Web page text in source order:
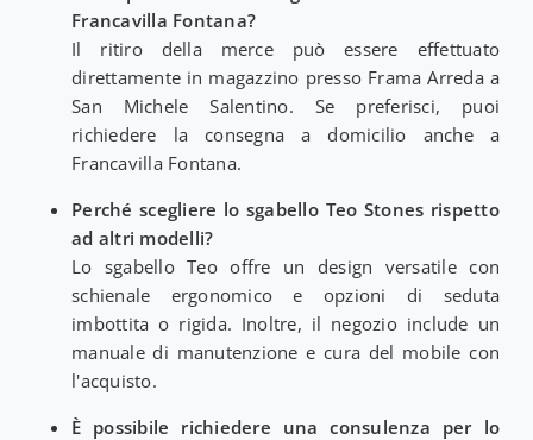
Francavilla Fontana?
Il ritiro della merce può essere effettuato
direttamente in magazzino presso Frama Arreda a
San Michele Salentino. Se preferisci, puoi
richiedere la consegna a domicilio anche a
Francavilla Fontana.
Perché scegliere lo sgabello Teo Stones rispetto
ad altri modelli?
Lo sgabello Teo offre un design versatile con
schienale ergonomico e opzioni di seduta
imbottita o rigida. Inoltre, il negozio include un
manuale di manutenzione e cura del mobile con
l'acquisto.
È possibile richiedere una consulenza per lo